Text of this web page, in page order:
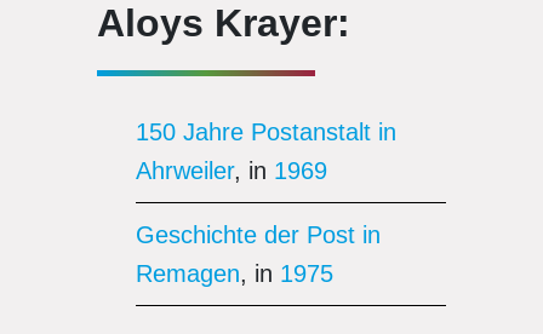
Aloys Krayer:
150 Jahre Postanstalt in
Ahrweiler, in 1969
Geschichte der Post in
Remagen, in 1975